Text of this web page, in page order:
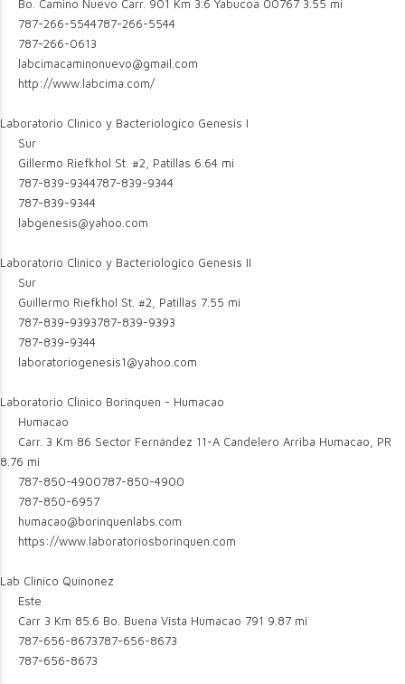
Bo. Camino Nuevo Carr. 901 Km 3.6 Yabucoa 00767 3.55 mi
787-266-5544787-266-5544
787-266-0613
labcimacaminonuevo@gmail.com
http://www.labcima.com/
Laboratorio Clinico y Bacteriologico Genesis I
Sur
Gillermo Riefkhol St. #2, Patillas 6.64 mi
787-839-9344787-839-9344
787-839-9344
labgenesis@yahoo.com
Laboratorio Clinico y Bacteriologico Genesis II
Sur
Guillermo Riefkhol St. #2, Patillas 7.55 mi
787-839-9393787-839-9393
787-839-9344
laboratoriogenesis1@yahoo.com
Laboratorio Clinico Borinquen - Humacao
Humacao
Carr. 3 Km 86 Sector Fernández 11-A Candelero Arriba Humacao, PR
8.76 mi
787-850-4900787-850-4900
787-850-6957
humacao@borinquenlabs.com
https://www.laboratoriosborinquen.com
Lab Clinico Quinonez
Este
Carr 3 Km 85.6 Bo. Buena Vista Humacao 791 9.87 mi
787-656-8673787-656-8673
787-656-8673